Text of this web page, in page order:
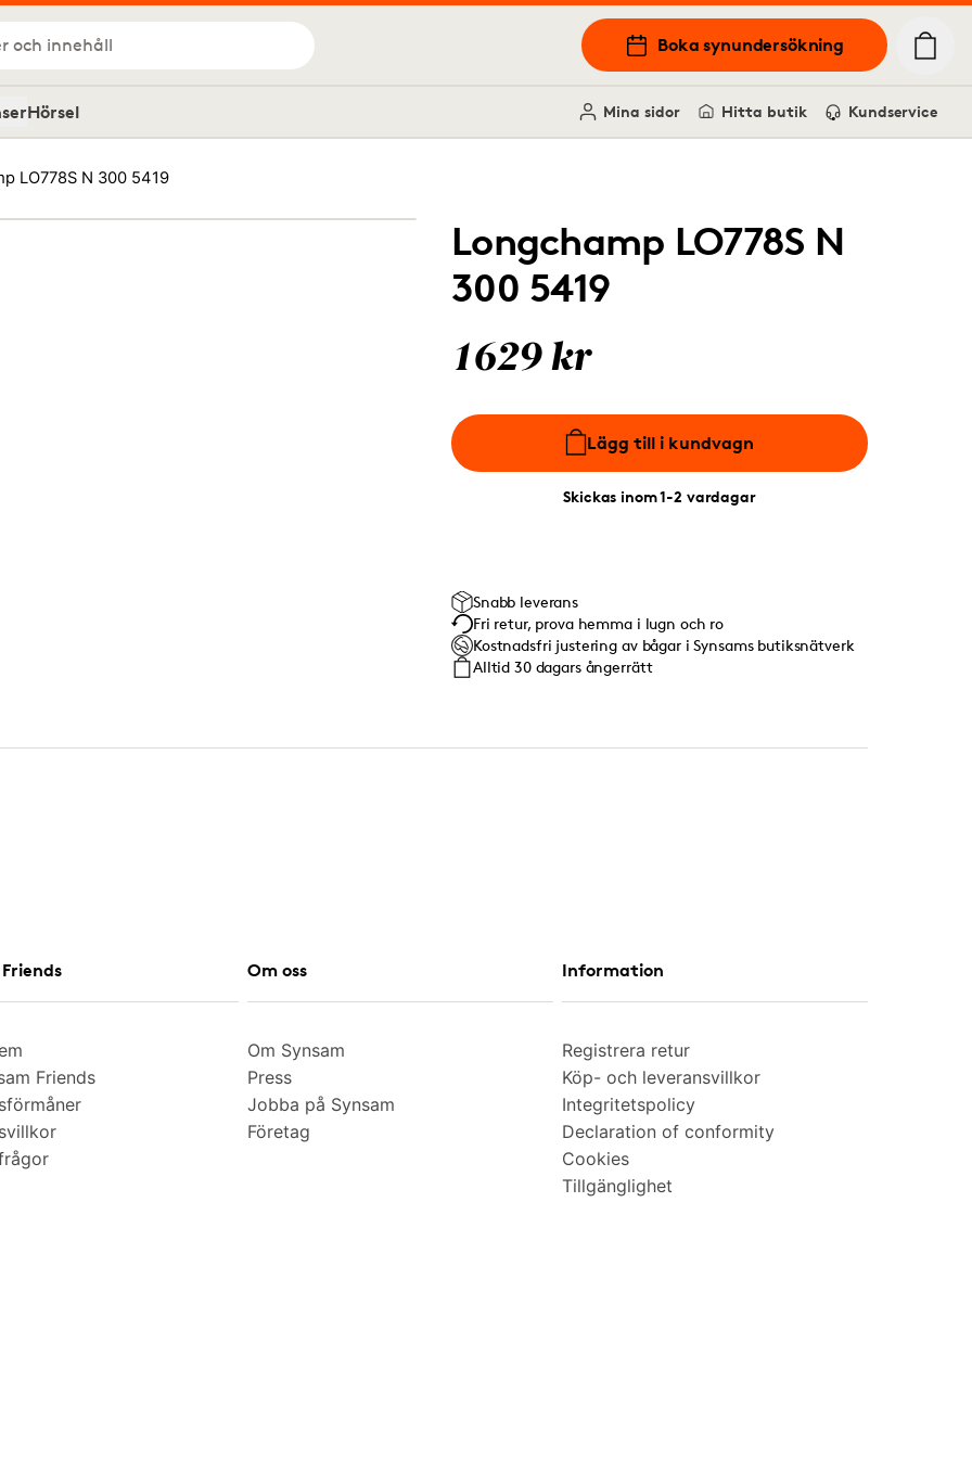
och innehåll Boka synundersökning
Hörsel Mina sidor Hitta butik Kundservice
LO778S N 300 5419
Longchamp LO778S N
300 5419
1629 kr
Lägg till i kundvagn
Skickas inom 1-2 vardagar
Snabb leverans
Fri retur, prova hemma i lugn och ro
Kostnadsfri justering av bågar i Synsams butiksnätverk
Alltid 30 dagars ångerrätt
Friends
Om oss
Om Synsam
Press
Jobba på Synsam
Företag
Information
Registrera retur
Köp- och leveransvillkor
Integritetspolicy
Declaration of conformity
Cookies
Tillgänglighet